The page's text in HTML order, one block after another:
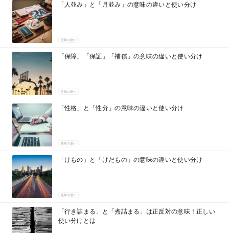
「人並み」と「月並み」の意味の違いと使い分け
意味の違い
「保障」「保証」「補償」の意味の違いと使い分け
意味の違い
「性格」と「性分」の意味の違いと使い分け
意味の違い
「けもの」と「けだもの」の意味の違いと使い分け
意味の違い
「行き詰まる」と「煮詰まる」は正反対の意味！正しい
使い分けとは